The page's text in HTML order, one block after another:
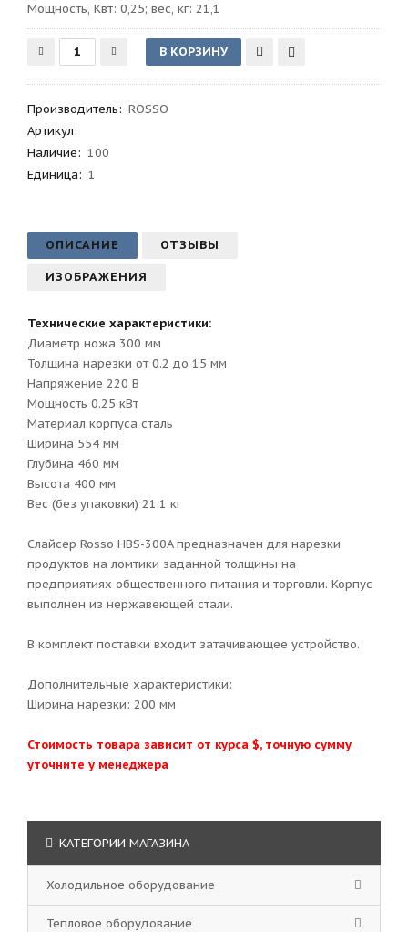
Мощность, Квт: 0,25; вес, кг: 21,1
Производитель: ROSSO
Артикул:
Наличие: 100
Единица: 1
ОПИСАНИЕ ОТЗЫВЫ
ИЗОБРАЖЕНИЯ
Технические характеристики:
Диаметр ножа 300 мм
Толщина нарезки от 0.2 до 15 мм
Напряжение 220 В
Мощность 0.25 кВт
Материал корпуса сталь
Ширина 554 мм
Глубина 460 мм
Высота 400 мм
Вес (без упаковки) 21.1 кг
Слайсер Rosso HBS-300A предназначен для нарезки
продуктов на ломтики заданной толщины на
предприятиях общественного питания и торговли. Корпус
выполнен из нержавеющей стали.
В комплект поставки входит затачивающее устройство.
Дополнительные характеристики:
Ширина нарезки: 200 мм
Стоимость товара зависит от курса $, точную сумму
уточните у менеджера
КАТЕГОРИИ МАГАЗИНА
Холодильное оборудование
Тепловое оборудование